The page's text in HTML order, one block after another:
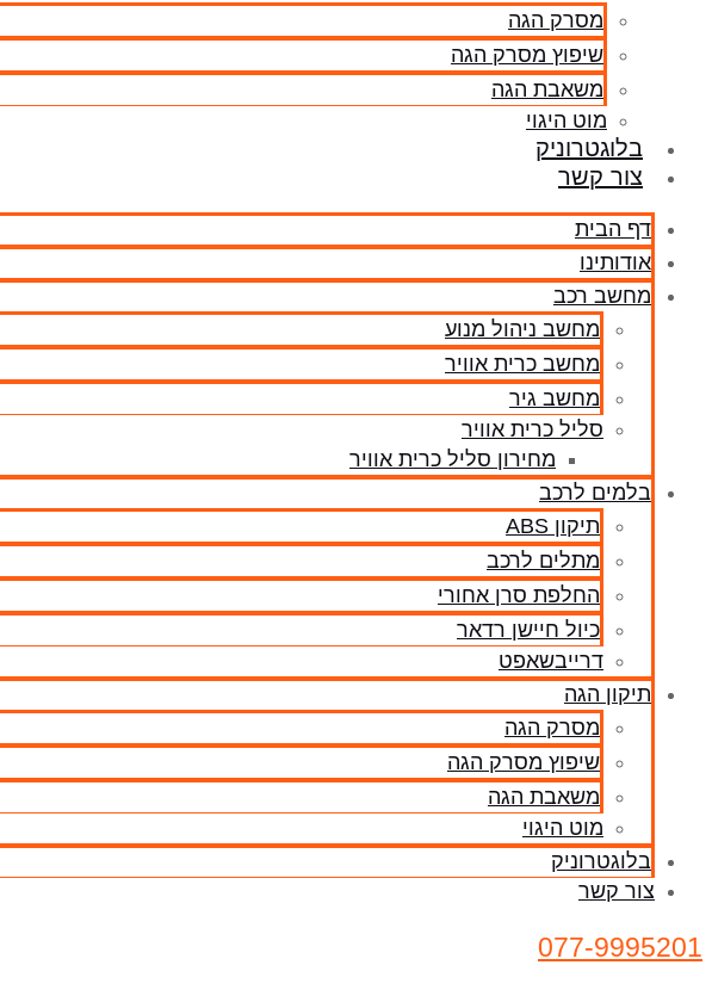
מסרק הגה
שיפוץ מסרק הגה
משאבת הגה
מוט היגוי
בלוגטרוניק
צור קשר
דף הבית
אודותינו
מחשב רכב
מחשב ניהול מנוע
מחשב כרית אוויר
מחשב גיר
סליל כרית אוויר
מחירון סליל כרית אוויר
בלמים לרכב
תיקון ABS
מתלים לרכב
החלפת סרן אחורי
כיול חיישן רדאר
דרייבשאפט
תיקון הגה
מסרק הגה
שיפוץ מסרק הגה
משאבת הגה
מוט היגוי
בלוגטרוניק
צור קשר
077-9995201